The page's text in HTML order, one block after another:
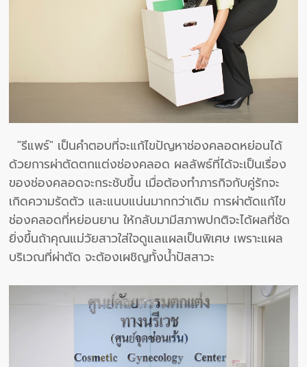
"รีแพร์" เป็นคำตอบที่จะแก้ไขปัญหาช่องคลอดหย่อนได้
ด้วยการผ่าตัดตกแต่งช่องคลอด ผลลัพธ์ที่ได้จะเป็นเรื่อง
ของช่องคลอดจะกระชับขึ้น เมื่อต้องทำภารกิจกับคู่รักจะ
เกิดความรัดตัว และแนบแน่นมากกว่าเดิม การผ่าตัดแก้ไข
ช่องคลอดที่หย่อนยาน ให้กลับมามีสภาพปกติจะได้ผลที่ชัด
ยิ่งขึ้นถ้าคุณแม่วัยสาวใส่ใจดูแลแผลเป็นพิเศษ เพราะแผล
บริเวณที่ผ่าตัด จะต้องเผชิญทั้งน้ำปัสสาวะ